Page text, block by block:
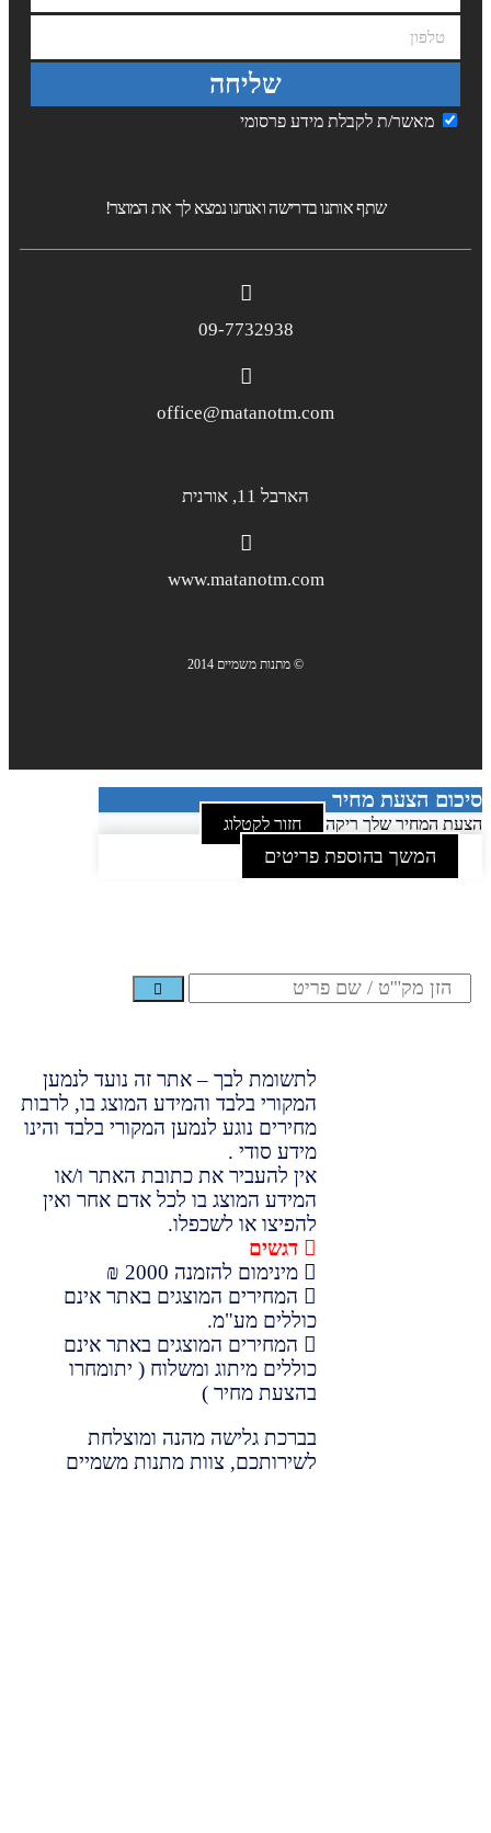
מאשר/ת לקבלת מידע פרסומי
שליחה
שתף אותנו בדרישה ואנחנו נמצא לך את המוצר!
09-7732938
office@matanotm.com
הארבל 11, אורנית
www.matanotm.com
© מתנות משמיים 2014
סיכום הצעת מחיר
הצעת המחיר שלך ריקה חזור לקטלוג
המשך בהוספת פריטים
לתשומת לבך – אתר זה נועד לנמען
המקורי בלבד והמידע המוצג בו, לרבות
מחירים נוגע לנמען המקורי בלבד והינו
מידע סודי .
אין להעביר את כתובת האתר ו/או
המידע המוצג בו לכל אדם אחר ואין
להפיצו או לשכפלו.
דגשים
מינימום להזמנה 2000 ₪
המחירים המוצגים באתר אינם
כוללים מע"מ.
המחירים המוצגים באתר אינם
כוללים מיתוג ומשלוח ( יתומחרו
בהצעת מחיר )
בברכת גלישה מהנה ומוצלחת
לשירותכם, צוות מתנות משמיים